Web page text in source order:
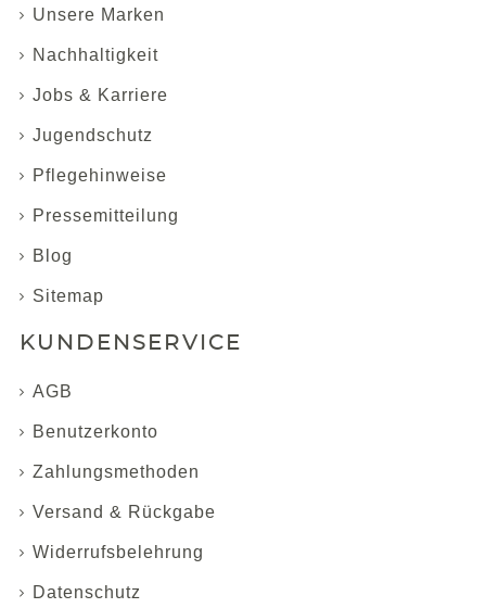
Unsere Marken
Nachhaltigkeit
Jobs & Karriere
Jugendschutz
Pflegehinweise
Pressemitteilung
Blog
Sitemap
KUNDENSERVICE
AGB
Benutzerkonto
Zahlungsmethoden
Versand & Rückgabe
Widerrufsbelehrung
Datenschutz